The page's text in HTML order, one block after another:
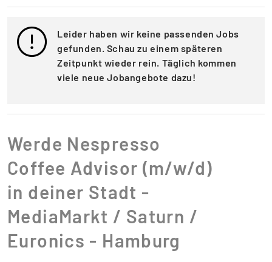
Leider haben wir keine passenden Jobs
gefunden. Schau zu einem späteren
Zeitpunkt wieder rein. Täglich kommen
viele neue Jobangebote dazu!
Werde Nespresso
Coffee Advisor (m/w/d)
in deiner Stadt -
MediaMarkt / Saturn /
Euronics - Hamburg